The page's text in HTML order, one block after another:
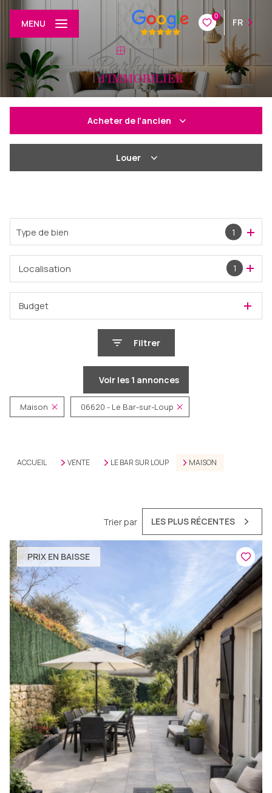
0
FR
MENU
Acheter de l'ancien
Louer
De l'immo pro
Type de bien 1
1
Localisation
Budget
Filtrer
Voir les 1 annonces
Maison 06620 - Le Bar-sur-Loup
ACCUEIL VENTE LE BAR SUR LOUP MAISON
Trier par LES PLUS RÉCENTES
PRIX EN BAISSE